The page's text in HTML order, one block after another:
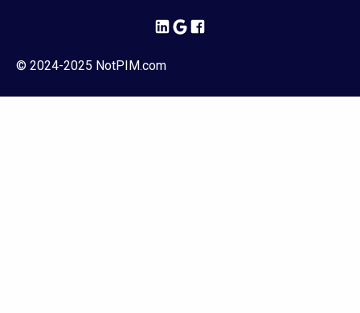
© 2024-2025 NotPIM.com